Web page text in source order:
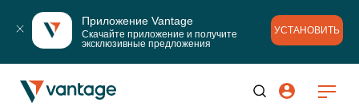
Приложение Vantage
Скачайте приложение и получите
эксклюзивные предложения
УСТАНОВИТЬ